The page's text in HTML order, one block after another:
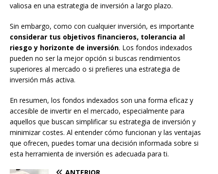
valiosa en una estrategia de inversión a largo plazo.
Sin embargo, como con cualquier inversión, es importante
considerar tus objetivos financieros, tolerancia al
riesgo y horizonte de inversión. Los fondos indexados
pueden no ser la mejor opción si buscas rendimientos
superiores al mercado o si prefieres una estrategia de
inversión más activa.
En resumen, los fondos indexados son una forma eficaz y
accesible de invertir en el mercado, especialmente para
aquellos que buscan simplificar su estrategia de inversión y
minimizar costes. Al entender cómo funcionan y las ventajas
que ofrecen, puedes tomar una decisión informada sobre si
esta herramienta de inversión es adecuada para ti.